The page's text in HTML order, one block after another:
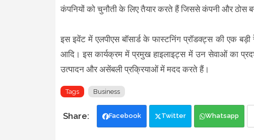
कंपनियों को चुनौती के लिए तैयार करते हैं जिससे कंपनी और ठोस
इस इवेंट में एलपीएस बॉसार्ड के फास्टनिंग प्रॉडक्ट्स की एक
आदि। इस कार्यक्रम में प्रमुख हाइलाइट्स में उन सेवाओं का
उत्पादन और असेंबली प्रक्रियाओं में मदद करते हैं।
Tags Business
Facebook Twitter Whatsapp